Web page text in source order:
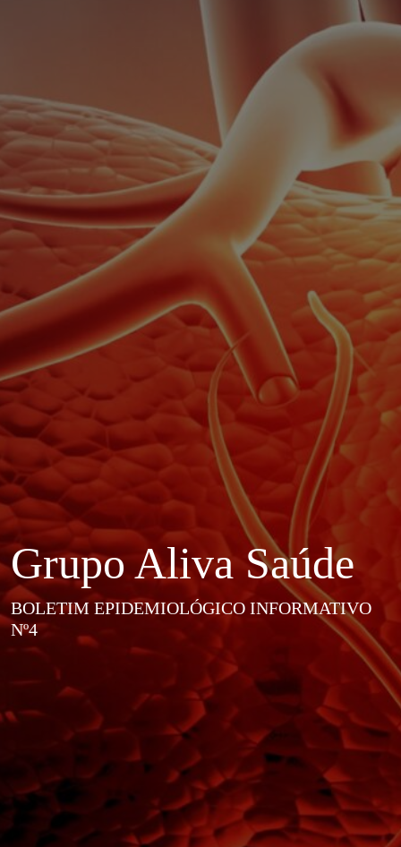
Grupo Aliva Saúde
BOLETIM EPIDEMIOLÓGICO INFORMATIVO
Nº4